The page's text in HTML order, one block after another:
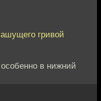
гривой
в нижний